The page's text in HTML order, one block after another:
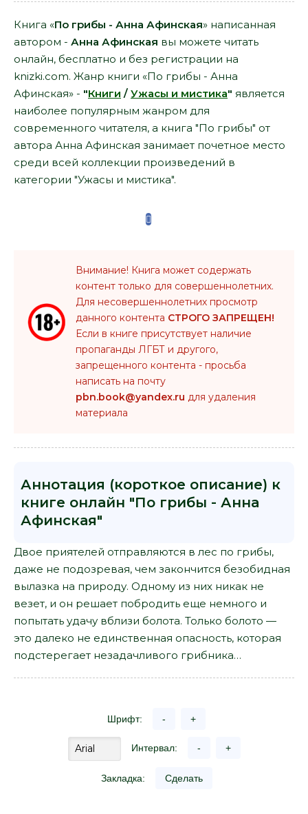
Книга «По грибы - Анна Афинская» написанная
автором - Анна Афинская вы можете читать
онлайн, бесплатно и без регистрации на
knizki.com. Жанр книги «По грибы - Анна
Афинская» - "Книги / Ужасы и мистика" является
наиболее популярным жанром для
современного читателя, а книга "По грибы" от
автора Анна Афинская занимает почетное место
среди всей коллекции произведений в
категории "Ужасы и мистика".
Внимание! Книга может содержать
контент только для совершеннолетних.
Для несовершеннолетних просмотр
данного контента СТРОГО ЗАПРЕЩЕН!
Если в книге присутствует наличие
пропаганды ЛГБТ и другого,
запрещенного контента - просьба
написать на почту
pbn.book@yandex.ru для удаления
материала
Аннотация (короткое описание) к
книге онлайн "По грибы - Анна
Афинская"
Двое приятелей отправляются в лес по грибы,
даже не подозревая, чем закончится безобидная
вылазка на природу. Одному из них никак не
везет, и он решает побродить еще немного и
попытать удачу вблизи болота. Только болото —
это далеко не единственная опасность, которая
подстерегает незадачливого грибника…
Шрифт: - +
Интервал: - +
Закладка: Сделать